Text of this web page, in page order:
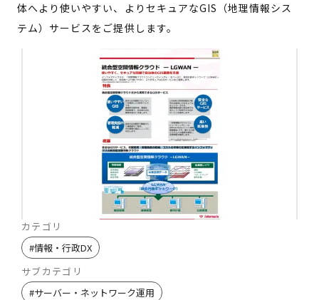
体へより使いやすい、よりセキュアなGIS（地理情報シス
テム）サービスをご提供します。
カテゴリ
#情報・行政DX
サブカテゴリ
#サーバー・ネットワーク運用